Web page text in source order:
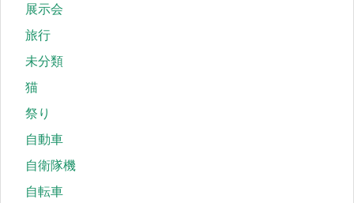
展示会
旅行
未分類
猫
祭り
自動車
自衛隊機
自転車